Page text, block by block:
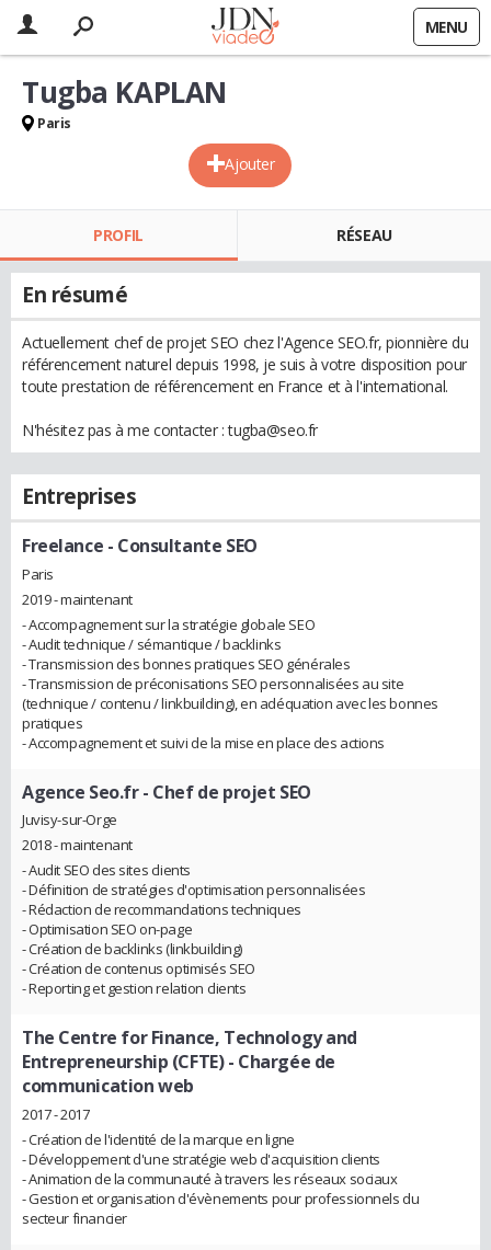
MENU
Ajouter
Tugba KAPLAN
Paris
PROFIL RÉSEAU
En résumé
Actuellement chef de projet SEO chez l'Agence SEO.fr, pionnière du
référencement naturel depuis 1998, je suis à votre disposition pour
toute prestation de référencement en France et à l'international.
N'hésitez pas à me contacter : tugba@seo.fr
Entreprises
Freelance - Consultante SEO
Paris
2019 - maintenant
- Accompagnement sur la stratégie globale SEO
- Audit technique / sémantique / backlinks
- Transmission des bonnes pratiques SEO générales
- Transmission de préconisations SEO personnalisées au site
(technique / contenu / linkbuilding), en adéquation avec les bonnes
pratiques
- Accompagnement et suivi de la mise en place des actions
Agence Seo.fr- Chef de projet SEO
Juvisy-sur-Orge
2018 - maintenant
- Audit SEO des sites clients
- Définition de stratégies d'optimisation personnalisées
- Rédaction de recommandations techniques
- Optimisation SEO on-page
- Création de backlinks (linkbuilding)
- Création de contenus optimisés SEO
- Reporting et gestion relation clients
The Centre for Finance, Technology and
Entrepreneurship (CFTE)- Chargée de
communication web
2017 - 2017
- Création de l'identité de la marque en ligne
- Développement d'une stratégie web d'acquisition clients
- Animation de la communauté à travers les réseaux sociaux
- Gestion et organisation d'évènements pour professionnels du
secteur financier